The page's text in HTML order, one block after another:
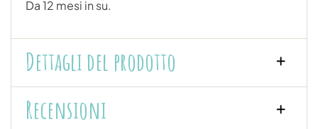
Da 12 mesi in su.
Dettagli del prodotto
Recensioni